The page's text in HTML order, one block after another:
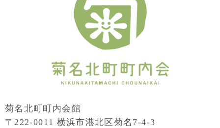
菊名北町町内会館
〒222-0011 横浜市港北区菊名7-4-3